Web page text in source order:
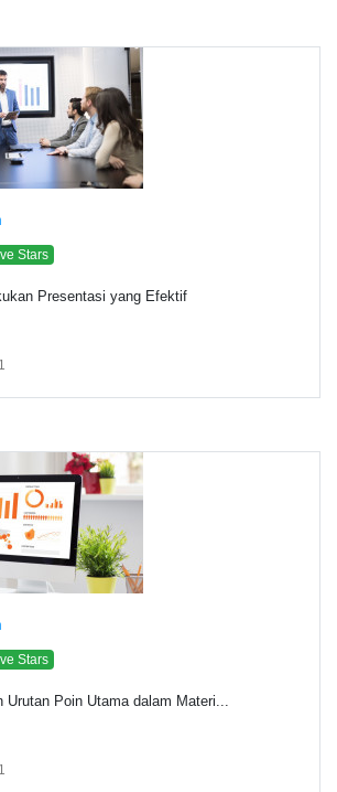
Stars
Presentasi yang Efektif
Stars
Urutan Poin Utama dalam Materi...